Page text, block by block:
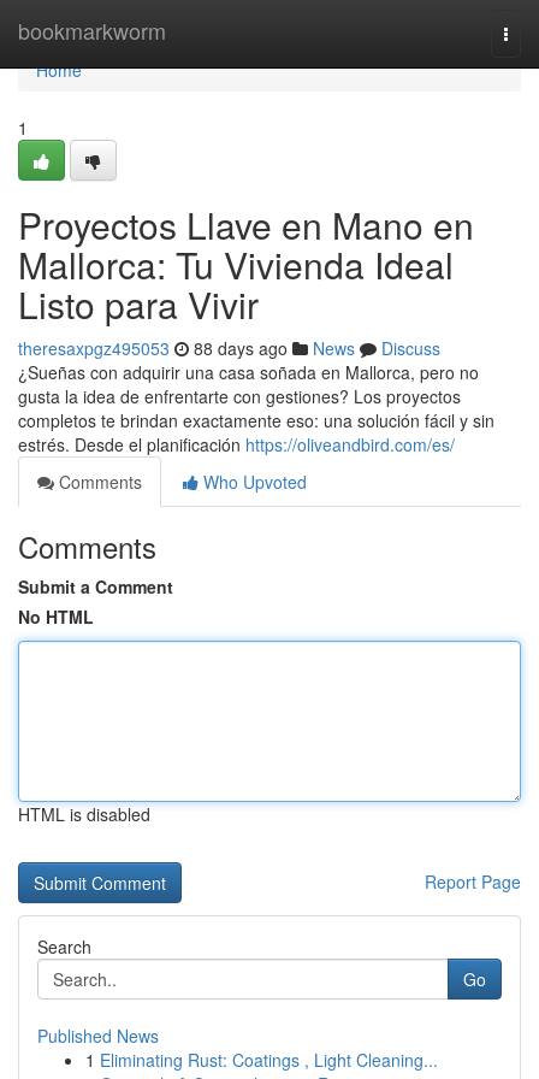
bookmarkworm
Home
Home
1
Proyectos Llave en Mano en
Mallorca: Tu Vivienda Ideal
Listo para Vivir
theresaxpgz495053 88 days ago News
Discuss
¿Sueñas con adquirir una casa soñada en Mallorca, pero no
gusta la idea de enfrentarte con gestiones? Los proyectos
completos te brindan exactamente eso: una solución fácil y sin
estrés. Desde el planificación https://oliveandbird.com/es/
Comments
Who Upvoted
Comments
Submit a Comment
No HTML
HTML is disabled
Report Page
Search
Go
Published News
1 Eliminating Rust: Coatings , Light Cleaning...